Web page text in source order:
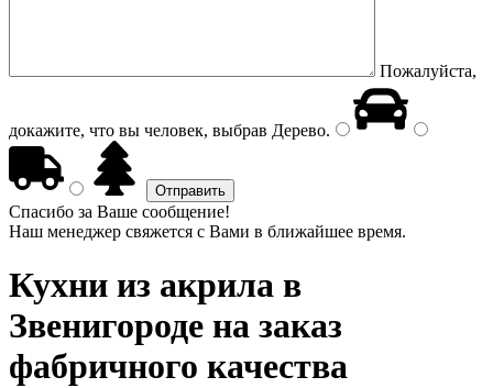
Пожалуйста,
докажите, что вы человек, выбрав Дерево.
Спасибо за Ваше сообщение!
Наш менеджер свяжется с Вами в ближайшее время.
Кухни из акрила в
Звенигороде на заказ
фабричного качества